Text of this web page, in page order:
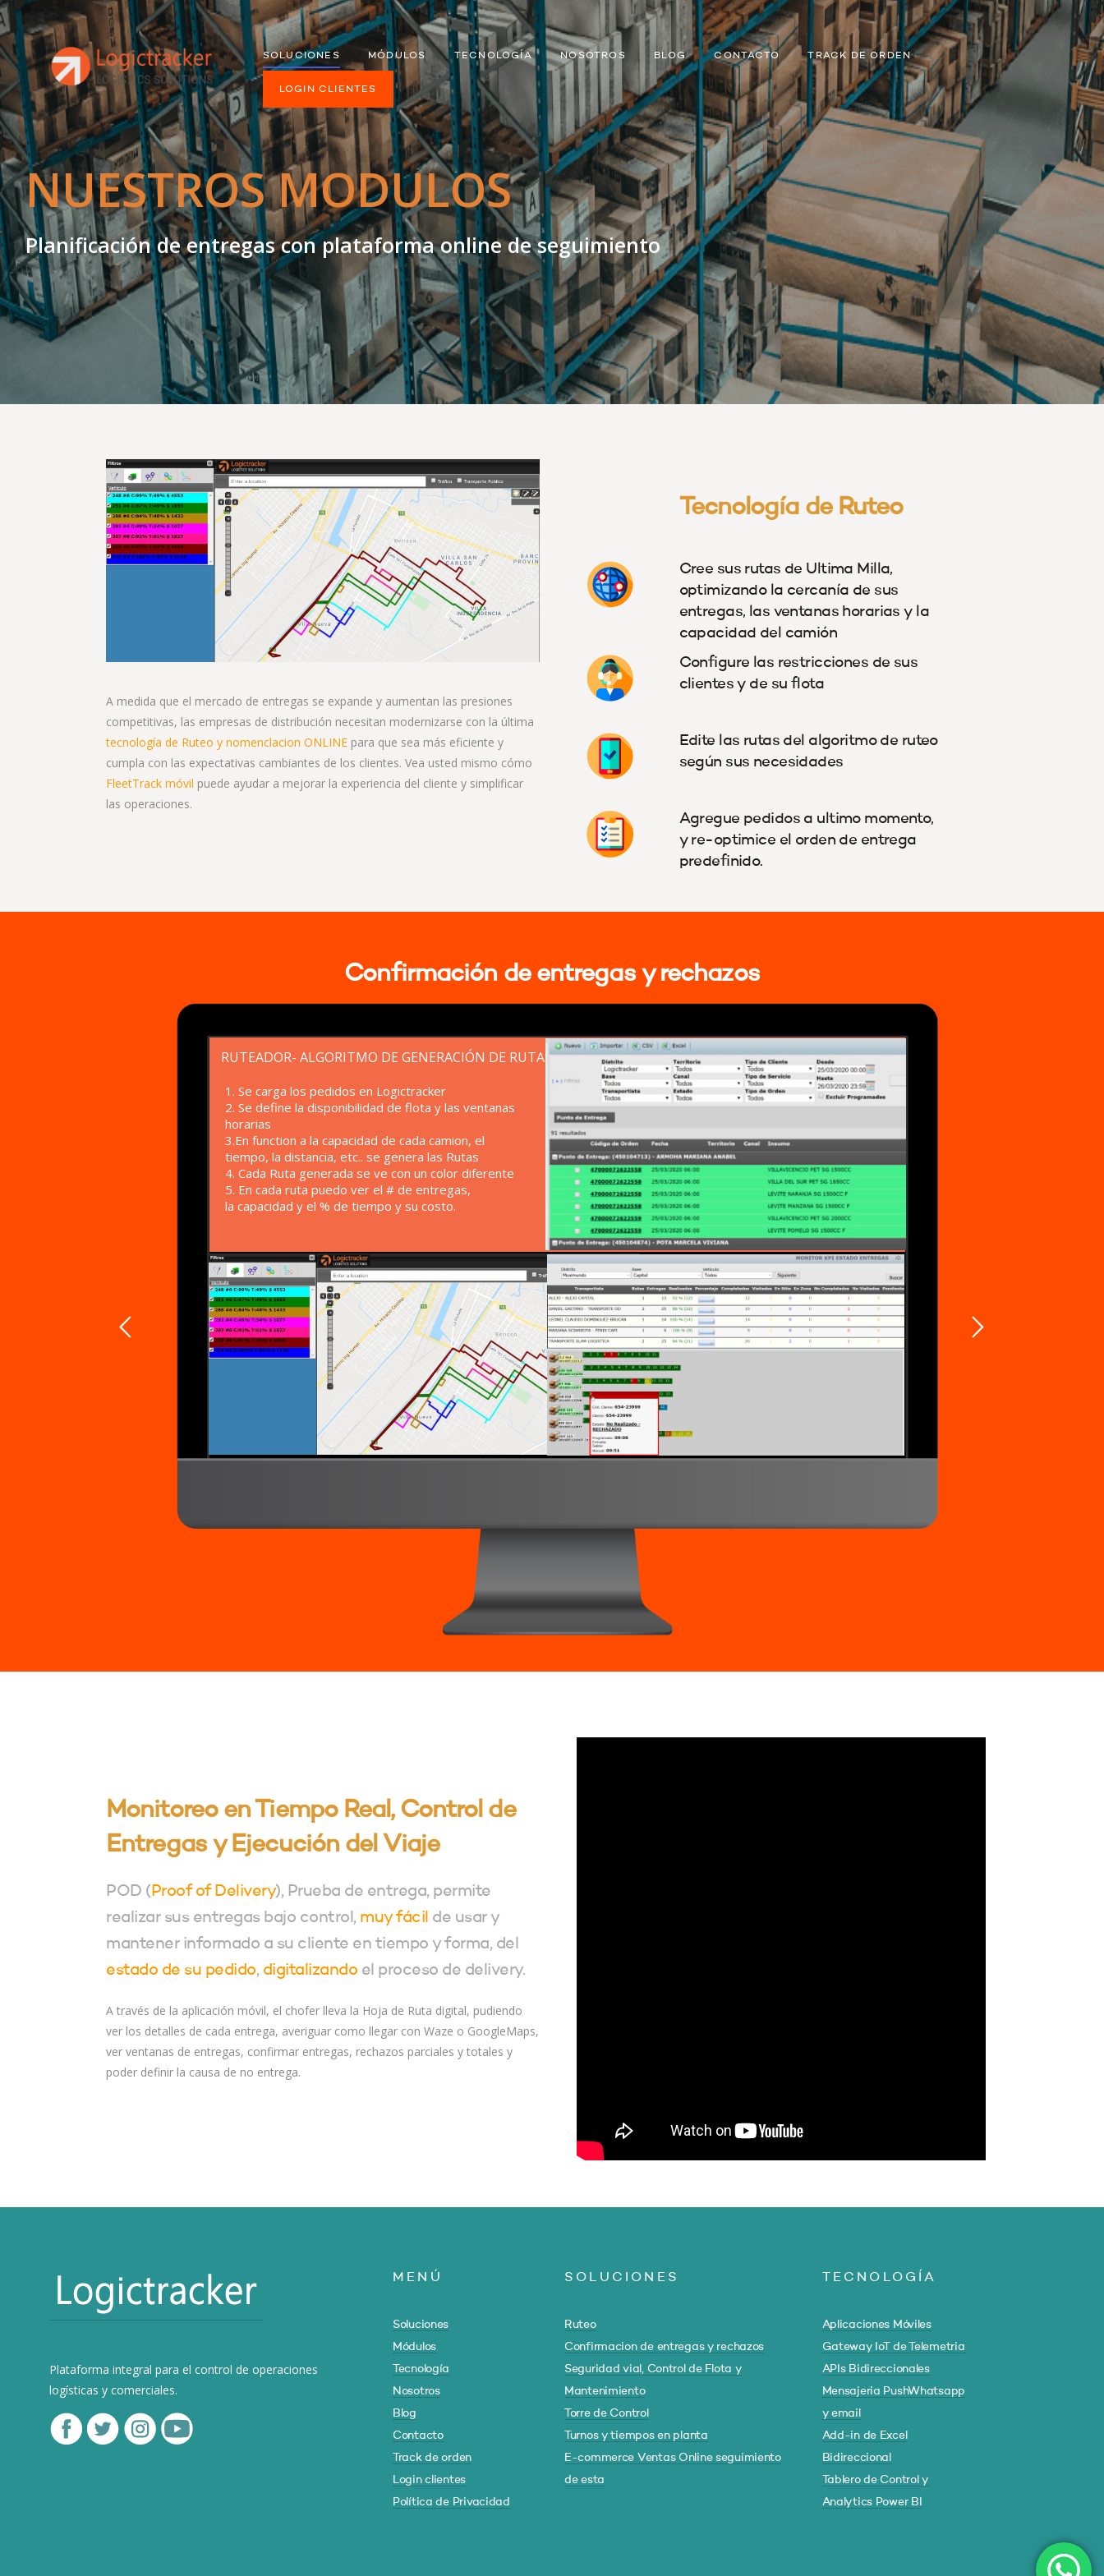
SOLUCIONES MÓDULOS TECNOLOGÍA NOSOTROS BLOG CONTACTO TRACK DE ORDEN
LOGIN CLIENTES
NUESTROS MODULOS
Planificación de entregas con plataforma online de seguimiento
A medida que el mercado de entregas se expande y aumentan las presiones
competitivas, las empresas de distribución necesitan modernizarse con la última
tecnología de Ruteo y nomenclacion ONLINE para que sea más eficiente y
cumpla con las expectativas cambiantes de los clientes. Vea usted mismo cómo
FleetTrack móvil puede ayudar a mejorar la experiencia del cliente y simplificar
las operaciones.
Tecnología de Ruteo
Cree sus rutas de Ultima Milla,
optimizando la cercanía de sus
entregas, las ventanas horarias y la
capacidad del camión
Configure las restricciones de sus
clientes y de su flota
Edite las rutas del algoritmo de ruteo
según sus necesidades
Agregue pedidos a ultimo momento,
y re-optimice el orden de entrega
predefinido.
Confirmación de entregas y rechazos
RUTEADOR- ALGORITMO DE GENERACIÓN DE RUTAS
1. Se carga los pedidos en Logictracker
2. Se define la disponibilidad de flota y las ventanas
horarias
3.En function a la capacidad de cada camion, el
tiempo, la distancia, etc.. se genera las Rutas
4. Cada Ruta generada se ve con un color diferente
5. En cada ruta puedo ver el # de entregas,
la capacidad y el % de tiempo y su costo.
Monitoreo en Tiempo Real, Control de
Entregas y Ejecución del Viaje
POD ( Proof of Delivery), Prueba de entrega, permite
realizar sus entregas bajo control, muy fácil de usar y
mantener informado a su cliente en tiempo y forma, del
estado de su pedido, digitalizando el proceso de delivery.
A través de la aplicación móvil, el chofer lleva la Hoja de Ruta digital, pudiendo
ver los detalles de cada entrega, averiguar como llegar con Waze o GoogleMaps,
ver ventanas de entregas, confirmar entregas, rechazos parciales y totales y
poder definir la causa de no entrega.
Plataforma integral para el control de operaciones
logísticas y comerciales.
MENÚ
Soluciones
Módulos
Tecnología
Nosotros
Blog
Contacto
Track de orden
Login clientes
Política de Privacidad
SOLUCIONES
Ruteo
Confirmacion de entregas y rechazos
Seguridad vial, Control de Flota y
Mantenimiento
Torre de Control
Turnos y tiempos en planta
E-commerce Ventas Online seguimiento
de esta
TECNOLOGÍA
Aplicaciones Móviles
Gateway IoT de Telemetria
APIs Bidireccionales
Mensajeria PushWhatsapp
y email
Add-in de Excel
Bidireccional
Tablero de Control y
Analytics Power BI